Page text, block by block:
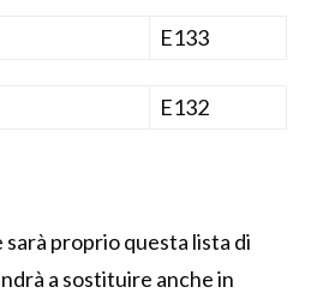
E133
E132
proprio questa lista di
a sostituire anche in